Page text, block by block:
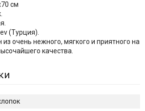
см
(Турция).
из очень нежного, мягкого и приятного на
качества.